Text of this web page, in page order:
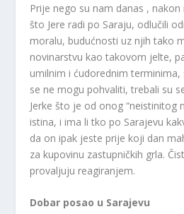
Prije nego su nam danas ,
što Jere radi po Saraju, odlučili
moralu, budućnosti uz njih tako
novinarstvu kao takovom jelte,
umilnim i ćudorednim
se ne mogu pohvaliti, trebali su
Jerke što je od onog “neistinitog
istina, i ima li tko po Sarajevu
da on ipak jeste prije koji dan
za kupovinu zastupničkih grla.
provaljuju reagiranjem.
Dobar posao u Sarajevu